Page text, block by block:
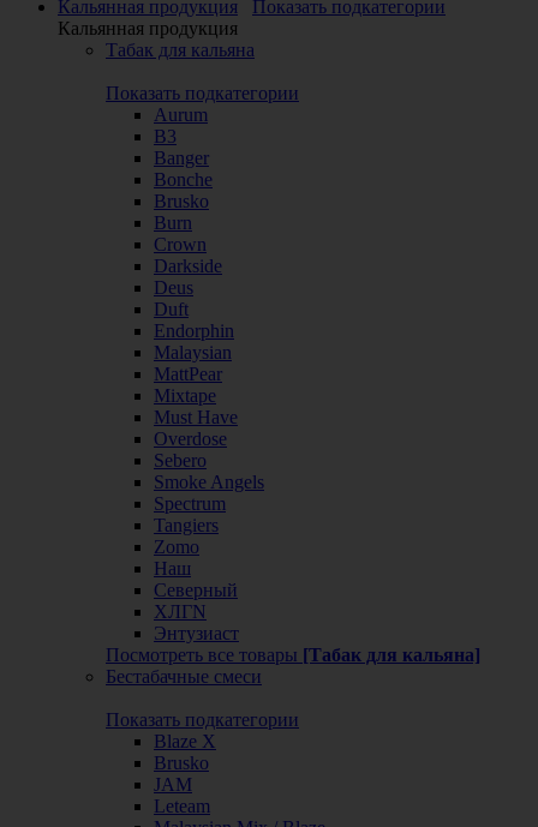
Кальянная продукция
Показать подкатегории
Кальянная продукция
Табак для кальяна
Показать подкатегории
Aurum
B3
Banger
Bonche
Brusko
Burn
Crown
Darkside
Deus
Duft
Endorphin
Malaysian
MattPear
Mixtape
Must Have
Overdose
Sebero
Smoke Angels
Spectrum
Tangiers
Zomo
Наш
Северный
ХЛГN
Энтузиаст
Посмотреть все товары [Табак для кальяна]
Бестабачные смеси
Показать подкатегории
Blaze X
Brusko
JAM
Leteam